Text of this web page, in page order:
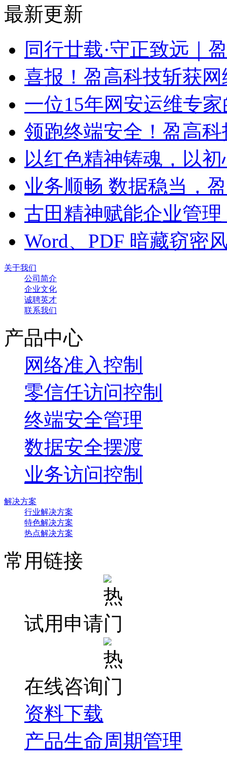
最新更新
同行廿载·守正致远｜
喜报！盈高科技斩获
一位15年网安运维专
领跑终端安全！盈高
以红色精神铸魂，以
业务顺畅 数据稳当，
古田精神赋能企业管
Word、PDF 暗藏窃密
关于我们
公司简介
企业文化
诚聘英才
联系我们
产品中心
网络准入控制
零信任访问控制
终端安全管理
数据安全摆渡
业务访问控制
解决方案
行业解决方案
特色解决方案
热点解决方案
常用链接
试用申请
在线咨询
资料下载
产品生命周期管理